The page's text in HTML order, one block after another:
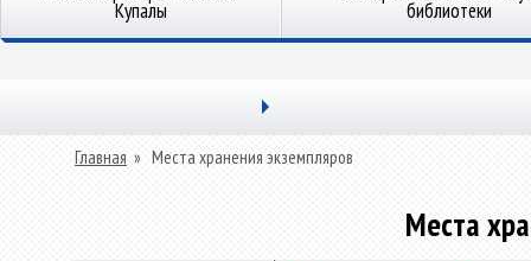
Купалы библиотеки
Главная » Места хранения экземпляров
Места